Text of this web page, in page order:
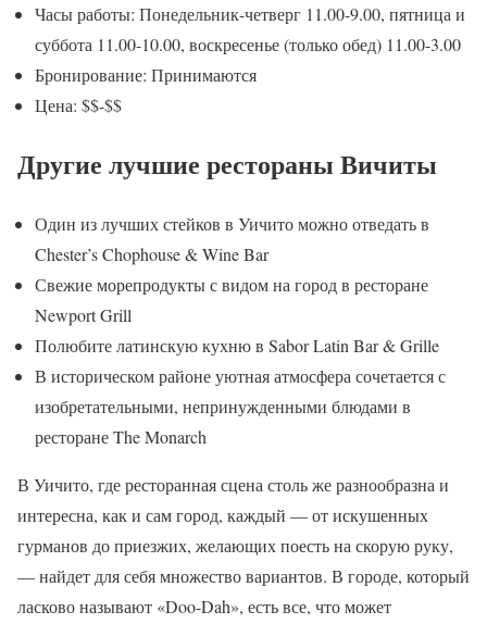
Часы работы: Понедельник-четверг 11.00-9.00, пятница и
суббота 11.00-10.00, воскресенье (только обед) 11.00-3.00
Бронирование: Принимаются
Цена: $$-$$
Другие лучшие рестораны Вичиты
Один из лучших стейков в Уичито можно отведать в
Chester’s Chophouse & Wine Bar
Свежие морепродукты с видом на город в ресторане
Newport Grill
Полюбите латинскую кухню в Sabor Latin Bar & Grille
В историческом районе уютная атмосфера сочетается с
изобретательными, непринужденными блюдами в
ресторане The Monarch
В Уичито, где ресторанная сцена столь же разнообразна и
интересна, как и сам город, каждый — от искушенных
гурманов до приезжих, желающих поесть на скорую руку,
— найдет для себя множество вариантов. В городе, который
ласково называют «Doo-Dah», есть все, что может